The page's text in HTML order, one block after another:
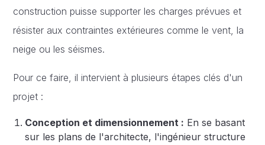
construction puisse supporter les charges prévues et
résister aux contraintes extérieures comme le vent, la
neige ou les séismes.
Pour ce faire, il intervient à plusieurs étapes clés d'un
projet :
Conception et dimensionnement : En se basant
sur les plans de l'architecte, l'ingénieur structure